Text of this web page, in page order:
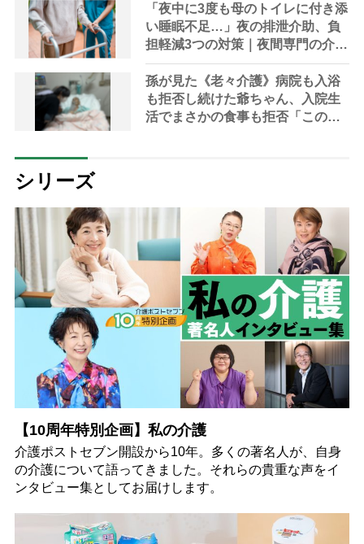
みよう」【社会福祉士解説】
「夜中に3度も母のトイレに付き添
い睡眠不足…」夜の排泄介助、負
担軽減3つの対策｜夜間専門の介護
対策やレスパイトケアなどケアマ
ネに相談を
孫が見た《老々介護》病院も入浴
も拒否し続けた爺ちゃん、入院生
活でまさかの食事も拒否「この先
シリーズ
【10周年特別企画】私の介護
介護ポストセブン開設から10年。多くの著名人が、自身
の介護について語ってきました。それらの貴重な声をイ
ンタビュー集としてお届けします。